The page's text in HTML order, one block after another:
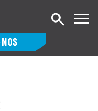
Pesquisar